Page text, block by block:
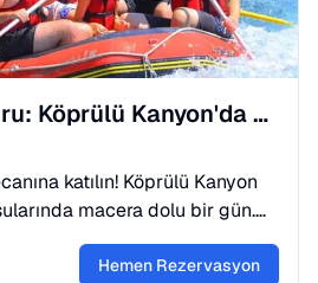
Side Rafting Turu: Köprülü Kanyon'da Heyecan Dolu Bir Gün
katılın! Köprülü Kanyon
macera dolu bir gün.
yemek ve transfer dahil.
Hemen Rezervasyon